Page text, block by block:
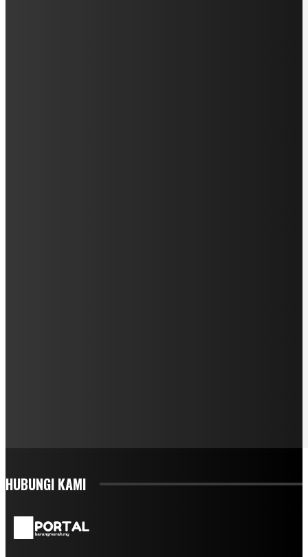
HUBUNGI KAMI